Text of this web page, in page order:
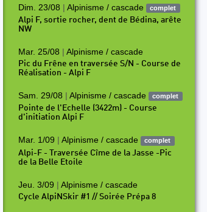
Dim. 23/08 | Alpinisme / cascade complet
Alpi F, sortie rocher, dent de Bédina, arête
NW
Mar. 25/08 | Alpinisme / cascade
Pic du Frêne en traversée S/N - Course de
Réalisation - Alpi F
Sam. 29/08 | Alpinisme / cascade complet
Pointe de l'Echelle (3422m) - Course
d'initiation Alpi F
Mar. 1/09 | Alpinisme / cascade complet
Alpi-F - Traversée Cîme de la Jasse -Pic
de la Belle Etoile
Jeu. 3/09 | Alpinisme / cascade
Cycle AlpiNSkir #1 // Soirée Prépa 8